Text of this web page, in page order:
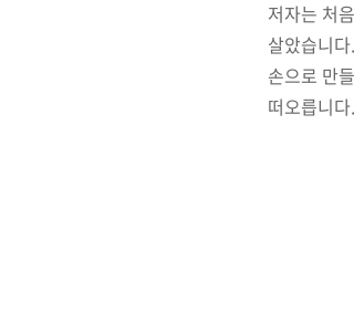
저자는 처
살았습니
손으로 만
떠오릅니다.